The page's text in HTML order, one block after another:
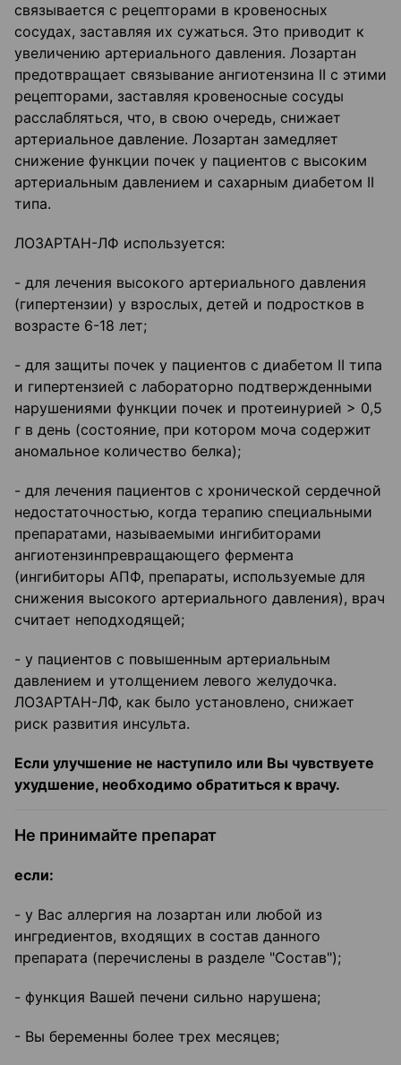
связывается с рецепторами в кровеносных
сосудах, заставляя их сужаться. Это приводит к
увеличению артериального давления. Лозартан
предотвращает связывание ангиотензина II с этими
рецепторами, заставляя кровеносные сосуды
расслабляться, что, в свою очередь, снижает
артериальное давление. Лозартан замедляет
снижение функции почек у пациентов с высоким
артериальным давлением и сахарным диабетом II
типа.
ЛОЗАРТАН-ЛФ используется:
- для лечения высокого артериального давления
(гипертензии) у взрослых, детей и подростков в
возрасте 6-18 лет;
- для защиты почек у пациентов с диабетом II типа
и гипертензией с лабораторно подтвержденными
нарушениями функции почек и протеинурией > 0,5
г в день (состояние, при котором моча содержит
аномальное количество белка);
- для лечения пациентов с хронической сердечной
недостаточностью, когда терапию специальными
препаратами, называемыми ингибиторами
ангиотензинпревращающего фермента
(ингибиторы АПФ, препараты, используемые для
снижения высокого артериального давления), врач
считает неподходящей;
- у пациентов с повышенным артериальным
давлением и утолщением левого желудочка.
ЛОЗАРТАН-ЛФ, как было установлено, снижает
риск развития инсульта.
Если улучшение не наступило или Вы чувствуете
ухудшение, необходимо обратиться к врачу.
Не принимайте препарат
если:
- у Вас аллергия на лозартан или любой из
ингредиентов, входящих в состав данного
препарата (перечислены в разделе "Состав");
- функция Вашей печени сильно нарушена;
- Вы беременны более трех месяцев;